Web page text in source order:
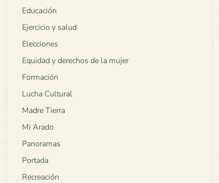
Educación
Ejercicio y salud
Elecciones
Equidad y derechos de la mujer
Formación
Lucha Cultural
Madre Tierra
Mi Arado
Panoramas
Portada
Recreación